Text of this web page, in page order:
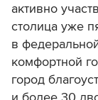
активно
столица уже
в
комфортной
город